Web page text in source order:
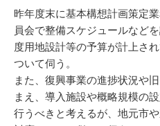
昨年度末に基本構想計画策定
員会で整備スケジュールなど
度用地設計等の予算が計上さ
ついて伺う。
また、復興事業の進捗状況や
まえ、導入施設や概略規模の
行うべきと考えるが、地元市